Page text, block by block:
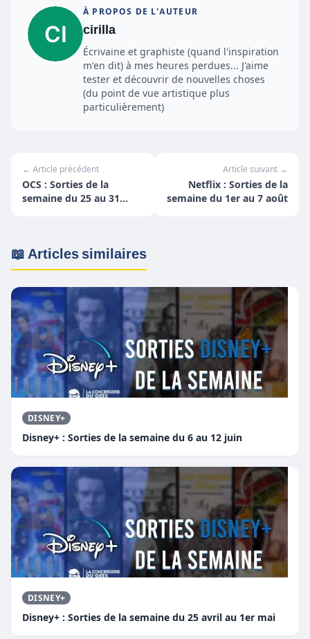
À PROPOS DE L'AUTEUR
cirilla
Écrivaine et graphiste (quand l'inspiration
m'en dit) à mes heures perdues... J'aime
tester et découvrir de nouvelles choses
(du point de vue artistique plus
particulièrement)
← Article précédent
OCS : Sorties de la
semaine du 25 au 31
Article suivant →
Netflix : Sorties de la
semaine du 1er au 7 août
📖 Articles similaires
DISNEY+
Disney+ : Sorties de la semaine du 6 au 12 juin
DISNEY+
Disney+ : Sorties de la semaine du 25 avril au 1er mai